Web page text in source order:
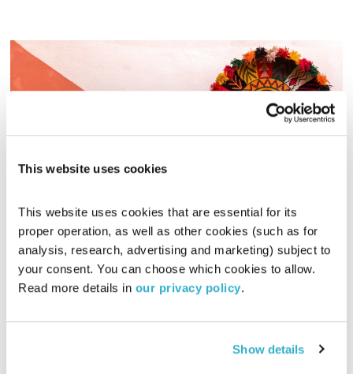
This website uses cookies
This website uses cookies that are essential for its
proper operation, as well as other cookies (such as for
analysis, research, advertising and marketing) subject to
your consent. You can choose which cookies to allow.
Read more details in our privacy policy.
Show details
מסע מוזיקלי יומי עם אורי בנקהלטר
עולם קטן
אורי בנקהלטר
28.02.16
01:51:36